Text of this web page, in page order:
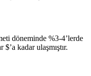
döneminde %3-4’lerde
kadar ulaşmıştır.